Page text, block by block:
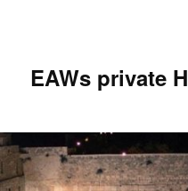
EAWs private